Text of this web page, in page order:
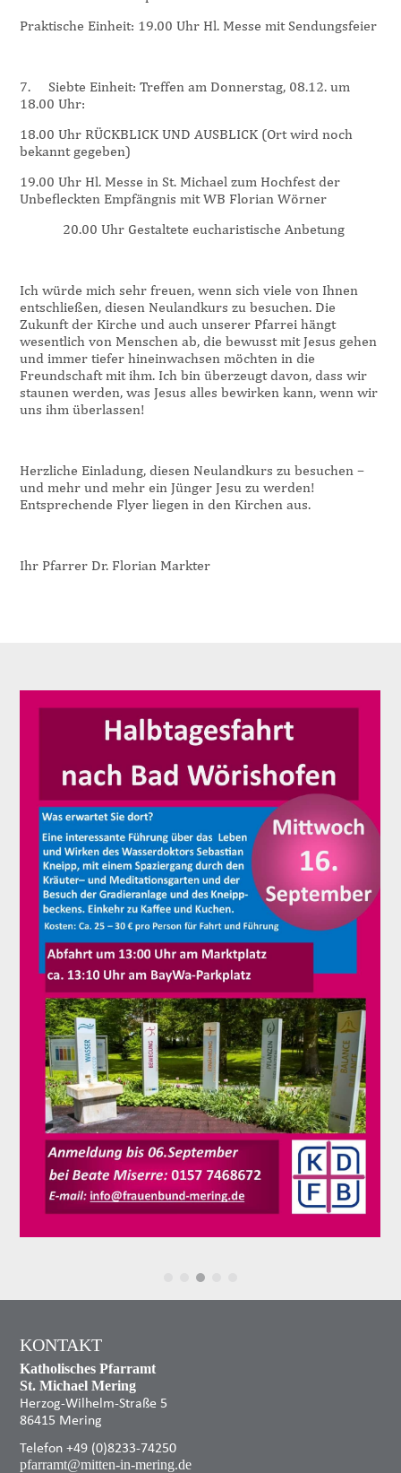
Praktische Einheit: 19.00 Uhr Hl. Messe mit Sendungsfeier
7.
Siebte Einheit: Treffen am Donnerstag, 08.12. um
18.00 Uhr:
18.00 Uhr RÜCKBLICK UND AUSBLICK (Ort wird noch
bekannt gegeben)
19.00 Uhr Hl. Messe in St. Michael zum Hochfest der
Unbefleckten Empfängnis mit WB Florian Wörner
20.00 Uhr Gestaltete eucharistische Anbetung
Ich würde mich sehr freuen, wenn sich viele von Ihnen
entschließen, diesen Neulandkurs zu besuchen. Die
Zukunft der Kirche und auch unserer Pfarrei hängt
wesentlich von Menschen ab, die bewusst mit Jesus gehen
und immer tiefer hineinwachsen möchten in die
Freundschaft mit ihm. Ich bin überzeugt davon, dass wir
staunen werden, was Jesus alles bewirken kann, wenn wir
uns ihm überlassen!
Herzliche Einladung, diesen Neulandkurs zu besuchen –
und mehr und mehr ein Jünger Jesu zu werden!
Entsprechende Flyer liegen in den Kirchen aus.
Ihr Pfarrer Dr. Florian Markter
KONTAKT
Katholisches Pfarramt
St. Michael Mering
Herzog-Wilhelm-Straße 5
86415 Mering
Telefon +49 (0)8233-74250
pfarramt@mitten-in-mering.de